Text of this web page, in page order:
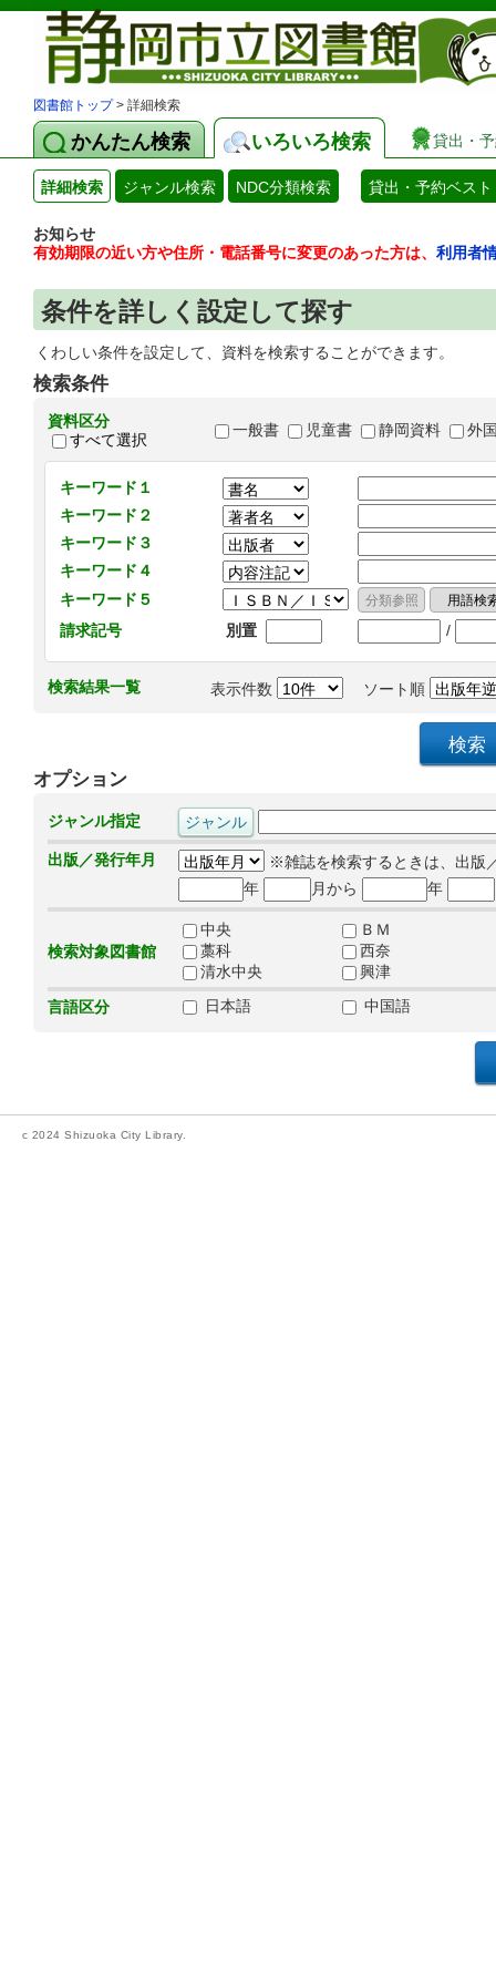
図書館トップ> 詳細検索
かんたん検索 いろいろ検索 貸出・
詳細検索 ジャンル検索 NDC分類検索 貸出・予約ベスト
お知らせ
有効期限の近い方や住所・電話番号に変更のあった方は、 利用者
条件を詳しく設定して探す
くわしい条件を設定して、資料を検索することができます。
検索条件
資料区分
すべて選択
一般書 児童書 静岡資料 外
キーワード１
キーワード２
キーワード３
キーワード４
キーワード５
請求記号
別置 /
検索結果一覧 表示件数 ソート順
オプション
ジャンル指定
出版／発行年月
※雑誌を検索するときは、出版
年
月から 年
検索対象図書館
中央
ＢＭ
藁科
西奈
清水中央
興津
言語区分
日本語 中国語
c 2024 Shizuoka City Library.